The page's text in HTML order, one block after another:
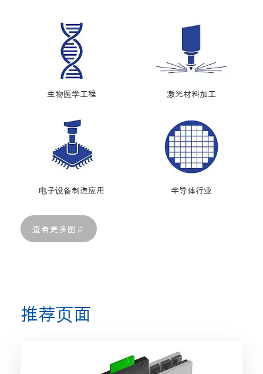
生物医学工程 激光材料加工
电子设备制造应用 半导体行业
查看更多图片
推荐页面